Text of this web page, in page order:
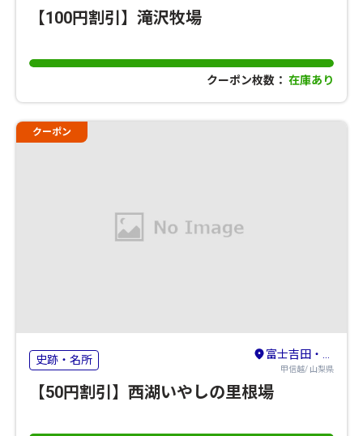
【100円割引】滝沢牧場
クーポン枚数： 在庫あり
クーポン
史跡・名所 富士吉田・河口湖・本栖湖・西湖・精進湖
甲信越/ 山梨県
【50円割引】西湖いやしの里根場